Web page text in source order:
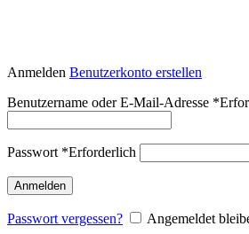
Anmelden Benutzerkonto erstellen
Benutzername oder E-Mail-Adresse *
Passwort *Erforderlich
Anmelden
Passwort vergessen?
Angemeldet